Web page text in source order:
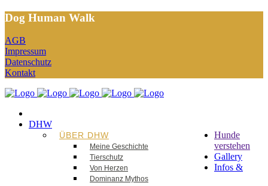
Dog Human Walk
AGB
Impressum
Datenschutz
Kontakt
DHW
ÜBER DHW
Meine Geschichte
Tierschutz
Von Herzen
Dominanz Mythos
Hunde
verstehen
Gallery
Infos &